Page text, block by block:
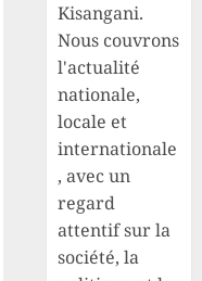
Kisangani.
Nous couvrons
l'actualité
nationale,
locale et
internationale
, avec un
regard
attentif sur la
société, la